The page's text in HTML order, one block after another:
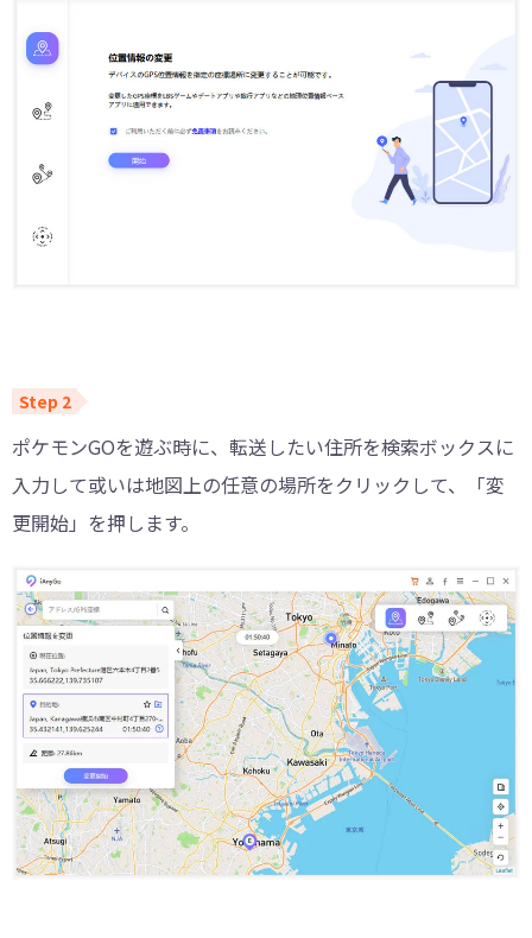
ポケモンGOを遊ぶ時に、転送したい住所を検索ボックスに
入力して或いは地図上の任意の場所をクリックして、「変
更開始」を押します。